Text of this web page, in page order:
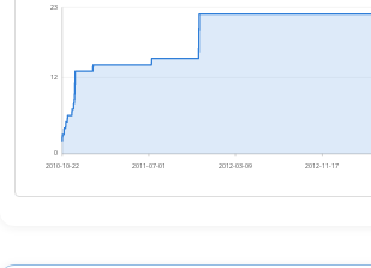
0
12
23
2010-10-22 2011-07-01 2012-03-09 2012-11-17